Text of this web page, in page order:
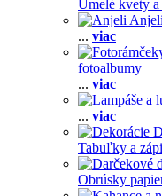
Umelé kvety
Anjeli
... viac
fotoalbumy
... viac
... viac
Tabuľky a
Obrúsky